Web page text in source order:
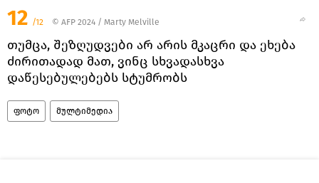
12 /12 © AFP 2024 / Marty Melville
თუმცა, შეზღუდვები არ არის მკაცრი და ეხება
ძირითადად მათ, ვინც სხვადასხვა
დაწესებულებებს სტუმრობს
ფოტო მულტიმედია